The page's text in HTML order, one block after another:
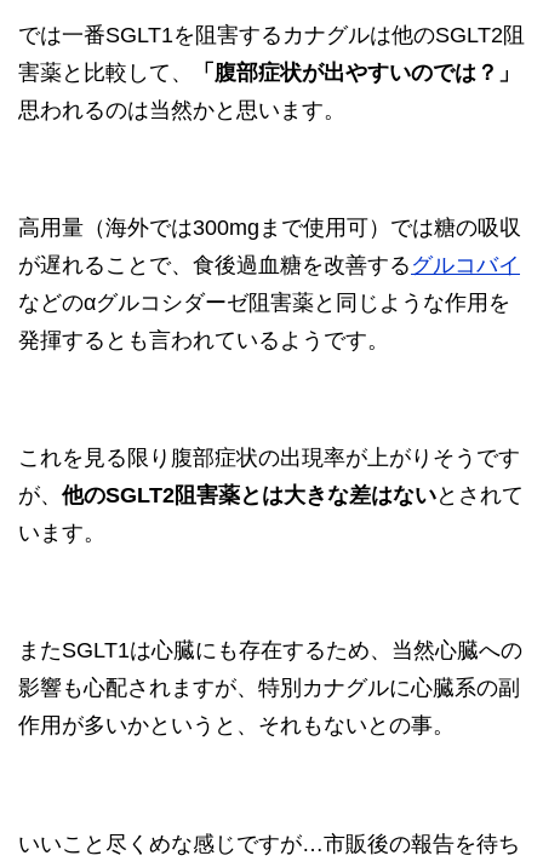
では一番SGLT1を阻害するカナグルは他のSGLT2阻
害薬と比較して、
「腹部症状が出やすいのでは？」
思われるのは当然かと思います。
高用量（海外では300mgまで使用可）では糖の吸収
が遅れることで、食後過血糖を改善する グルコバイ
などのαグルコシダーゼ阻害薬と同じような作用を
発揮するとも言われているようです。
これを見る限り腹部症状の出現率が上がりそうです
が、 他のSGLT2阻害薬とは大きな差はないとされて
います。
またSGLT1は心臓にも存在するため、当然心臓への
影響も心配されますが、特別カナグルに心臓系の副
作用が多いかというと、それもないとの事。
いいこと尽くめな感じですが…市販後の報告を待ち